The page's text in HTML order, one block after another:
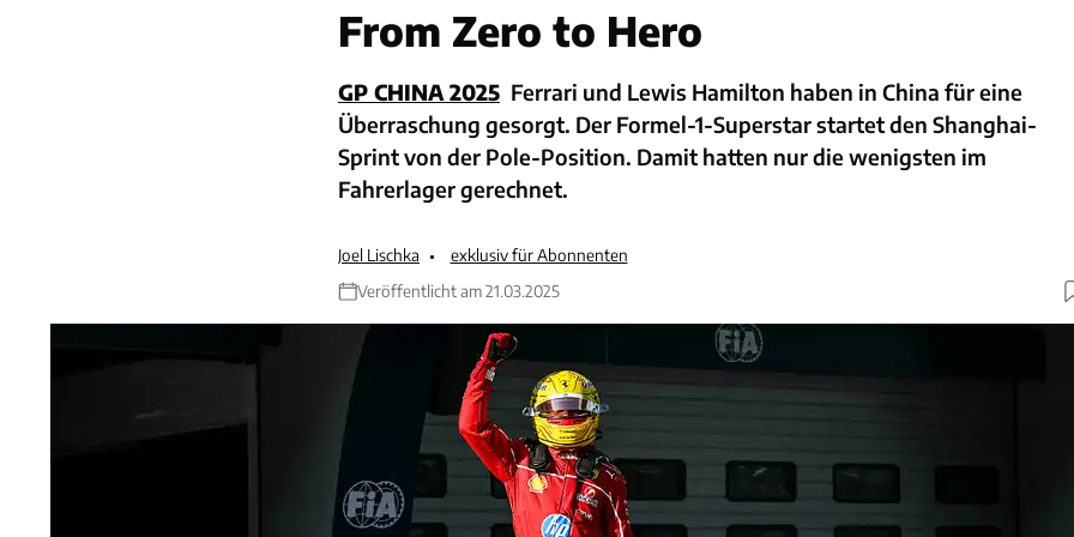
From Zero to Hero
GP CHINA 2025 Ferrari und Lewis Hamilton haben in China für eine
Überraschung gesorgt. Der Formel-1-Superstar startet den Shanghai-
Sprint von der Pole-Position. Damit hatten nur die wenigsten im
Fahrerlager gerechnet.
Joel Lischka
exklusiv für Abonnenten
Veröffentlicht am 21.03.2025